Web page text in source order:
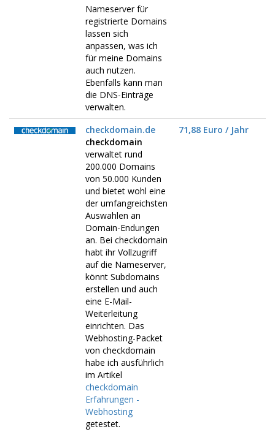
Nameserver für
registrierte Domains
lassen sich
anpassen, was ich
für meine Domains
auch nutzen.
Ebenfalls kann man
die DNS-Einträge
verwalten.
checkdomain.de
checkdomain
verwaltet rund
200.000 Domains
von 50.000 Kunden
und bietet wohl eine
der umfangreichsten
Auswahlen an
Domain-Endungen
an. Bei checkdomain
habt ihr Vollzugriff
auf die Nameserver,
könnt Subdomains
erstellen und auch
eine E-Mail-
Weiterleitung
einrichten. Das
Webhosting-Packet
von checkdomain
habe ich ausführlich
im Artikel
checkdomain
Erfahrungen -
Webhosting
getestet.
71,88 Euro / Jahr